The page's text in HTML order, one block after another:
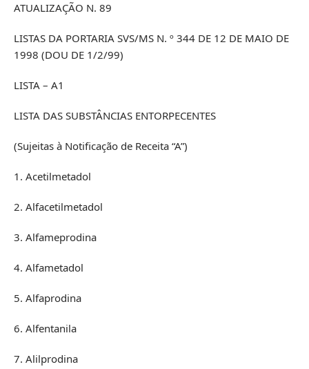
ATUALIZAÇÃO N. 89
LISTAS DA PORTARIA SVS/MS N. º 344 DE 12 DE MAIO DE
1998 (DOU DE 1/2/99)
LISTA – A1
LISTA DAS SUBSTÂNCIAS ENTORPECENTES
(Sujeitas à Notificação de Receita “A”)
1. Acetilmetadol
2. Alfacetilmetadol
3. Alfameprodina
4. Alfametadol
5. Alfaprodina
6. Alfentanila
7. Alilprodina